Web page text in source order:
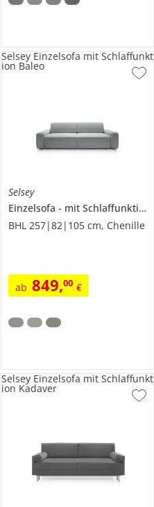
Selsey
Einzelsofa
mit Schlaffunktion
BHL 257|82|105 cm, Chenille
ab 849,00 €
Selsey Einzelsofa mit Schlaffunkt
ion Baleo
Selsey Einzelsofa mit Schlaffunkt
ion Kadaver